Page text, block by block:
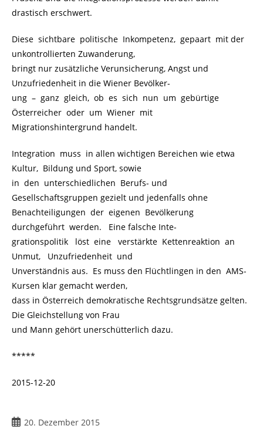
drastisch erschwert.
Diese sichtbare politische Inkompetenz, gepaart mit der
unkontrollierten Zuwanderung,
bringt nur zusätzliche Verunsicherung, Angst und
Unzufriedenheit in die Wiener Bevölker-
ung – ganz gleich, ob es sich nun um gebürtige
Österreicher oder um Wiener mit
Migrationshintergrund handelt.
Integration muss in allen wichtigen Bereichen wie etwa
Kultur, Bildung und Sport, sowie
in den unterschiedlichen Berufs- und
Gesellschaftsgruppen gezielt und jedenfalls ohne
Benachteiligungen der eigenen Bevölkerung
durchgeführt werden. Eine falsche Inte-
grationspolitik löst eine verstärkte Kettenreaktion an
Unmut, Unzufriedenheit und
Unverständnis aus. Es muss den Flüchtlingen in den AMS-
Kursen klar gemacht werden,
dass in Österreich demokratische Rechtsgrundsätze gelten.
Die Gleichstellung von Frau
und Mann gehört unerschütterlich dazu.
*****
2015-12-20
Beitrag
20. Dezember 2015